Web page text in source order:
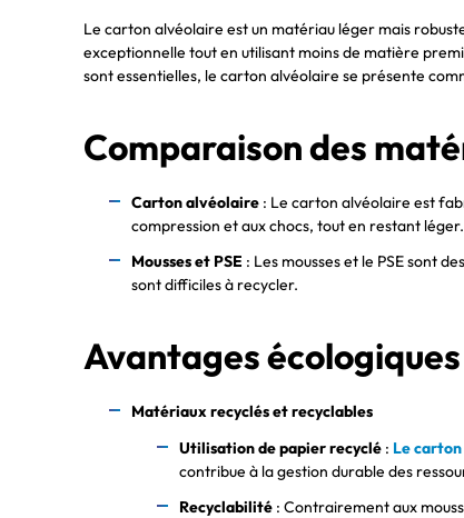
Le carton alvéolaire est un matériau léger mais
exceptionnelle tout en utilisant moins de matière
sont essentielles, le carton alvéolaire se présente
Comparaison des
Carton alvéolaire : Le carton alvéolaire est
compression et aux chocs, tout en restant léger.
Mousses et PSE : Les mousses et le PSE sont
sont difficiles à recycler.
Avantages
Matériaux recyclés et recyclables
Utilisation de papier recyclé : Le
contribue à la gestion durable des
Recyclabilité : Contrairement aux